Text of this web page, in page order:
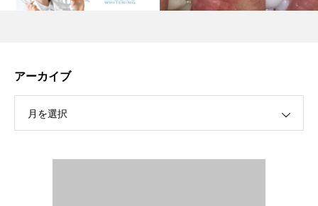
アーカイブ
月を選択